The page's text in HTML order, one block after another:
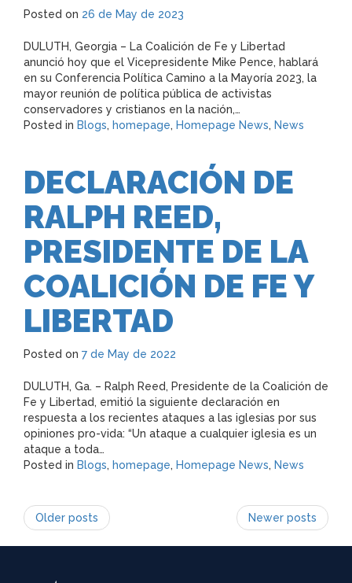
Posted on 26 de May de 2023
DULUTH, Georgia – La Coalición de Fe y Libertad
anunció hoy que el Vicepresidente Mike Pence, hablará
en su Conferencia Política Camino a la Mayoría 2023, la
mayor reunión de política pública de activistas
conservadores y cristianos en la nación,…
Posted in Blogs, homepage, Homepage News, News
DECLARACIÓN DE
RALPH REED,
PRESIDENTE DE LA
COALICIÓN DE FE Y
LIBERTAD
Posted on 7 de May de 2022
DULUTH, Ga. – Ralph Reed, Presidente de la Coalición de
Fe y Libertad, emitió la siguiente declaración en
respuesta a los recientes ataques a las iglesias por sus
opiniones pro-vida: “Un ataque a cualquier iglesia es un
ataque a toda…
Posted in Blogs, homepage, Homepage News, News
POSTS
NAVIGATION
Older posts Newer posts